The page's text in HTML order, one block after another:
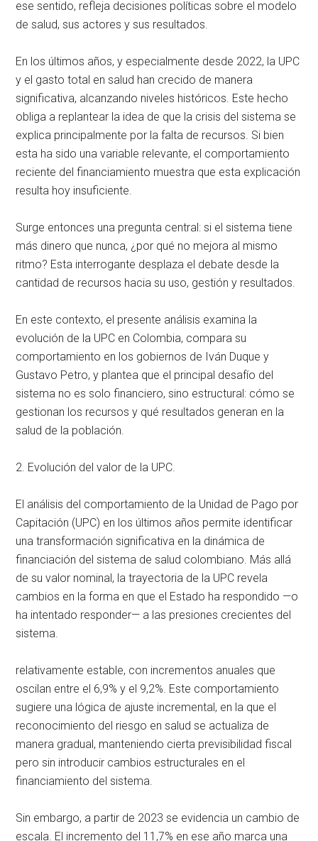
ese sentido, refleja decisiones políticas sobre el modelo
de salud, sus actores y sus resultados.
En los últimos años, y especialmente desde 2022, la UPC
y el gasto total en salud han crecido de manera
significativa, alcanzando niveles históricos. Este hecho
obliga a replantear la idea de que la crisis del sistema se
explica principalmente por la falta de recursos. Si bien
esta ha sido una variable relevante, el comportamiento
reciente del financiamiento muestra que esta explicación
resulta hoy insuficiente.
Surge entonces una pregunta central: si el sistema tiene
más dinero que nunca, ¿por qué no mejora al mismo
ritmo? Esta interrogante desplaza el debate desde la
cantidad de recursos hacia su uso, gestión y resultados.
En este contexto, el presente análisis examina la
evolución de la UPC en Colombia, compara su
comportamiento en los gobiernos de Iván Duque y
Gustavo Petro, y plantea que el principal desafío del
sistema no es solo financiero, sino estructural: cómo se
gestionan los recursos y qué resultados generan en la
salud de la población.
2. Evolución del valor de la UPC.
El análisis del comportamiento de la Unidad de Pago por
Capitación (UPC) en los últimos años permite identificar
una transformación significativa en la dinámica de
financiación del sistema de salud colombiano. Más allá
de su valor nominal, la trayectoria de la UPC revela
cambios en la forma en que el Estado ha respondido —o
ha intentado responder— a las presiones crecientes del
sistema.
relativamente estable, con incrementos anuales que
oscilan entre el 6,9% y el 9,2%. Este comportamiento
sugiere una lógica de ajuste incremental, en la que el
reconocimiento del riesgo en salud se actualiza de
manera gradual, manteniendo cierta previsibilidad fiscal
pero sin introducir cambios estructurales en el
financiamiento del sistema.
Sin embargo, a partir de 2023 se evidencia un cambio de
escala. El incremento del 11,7% en ese año marca una